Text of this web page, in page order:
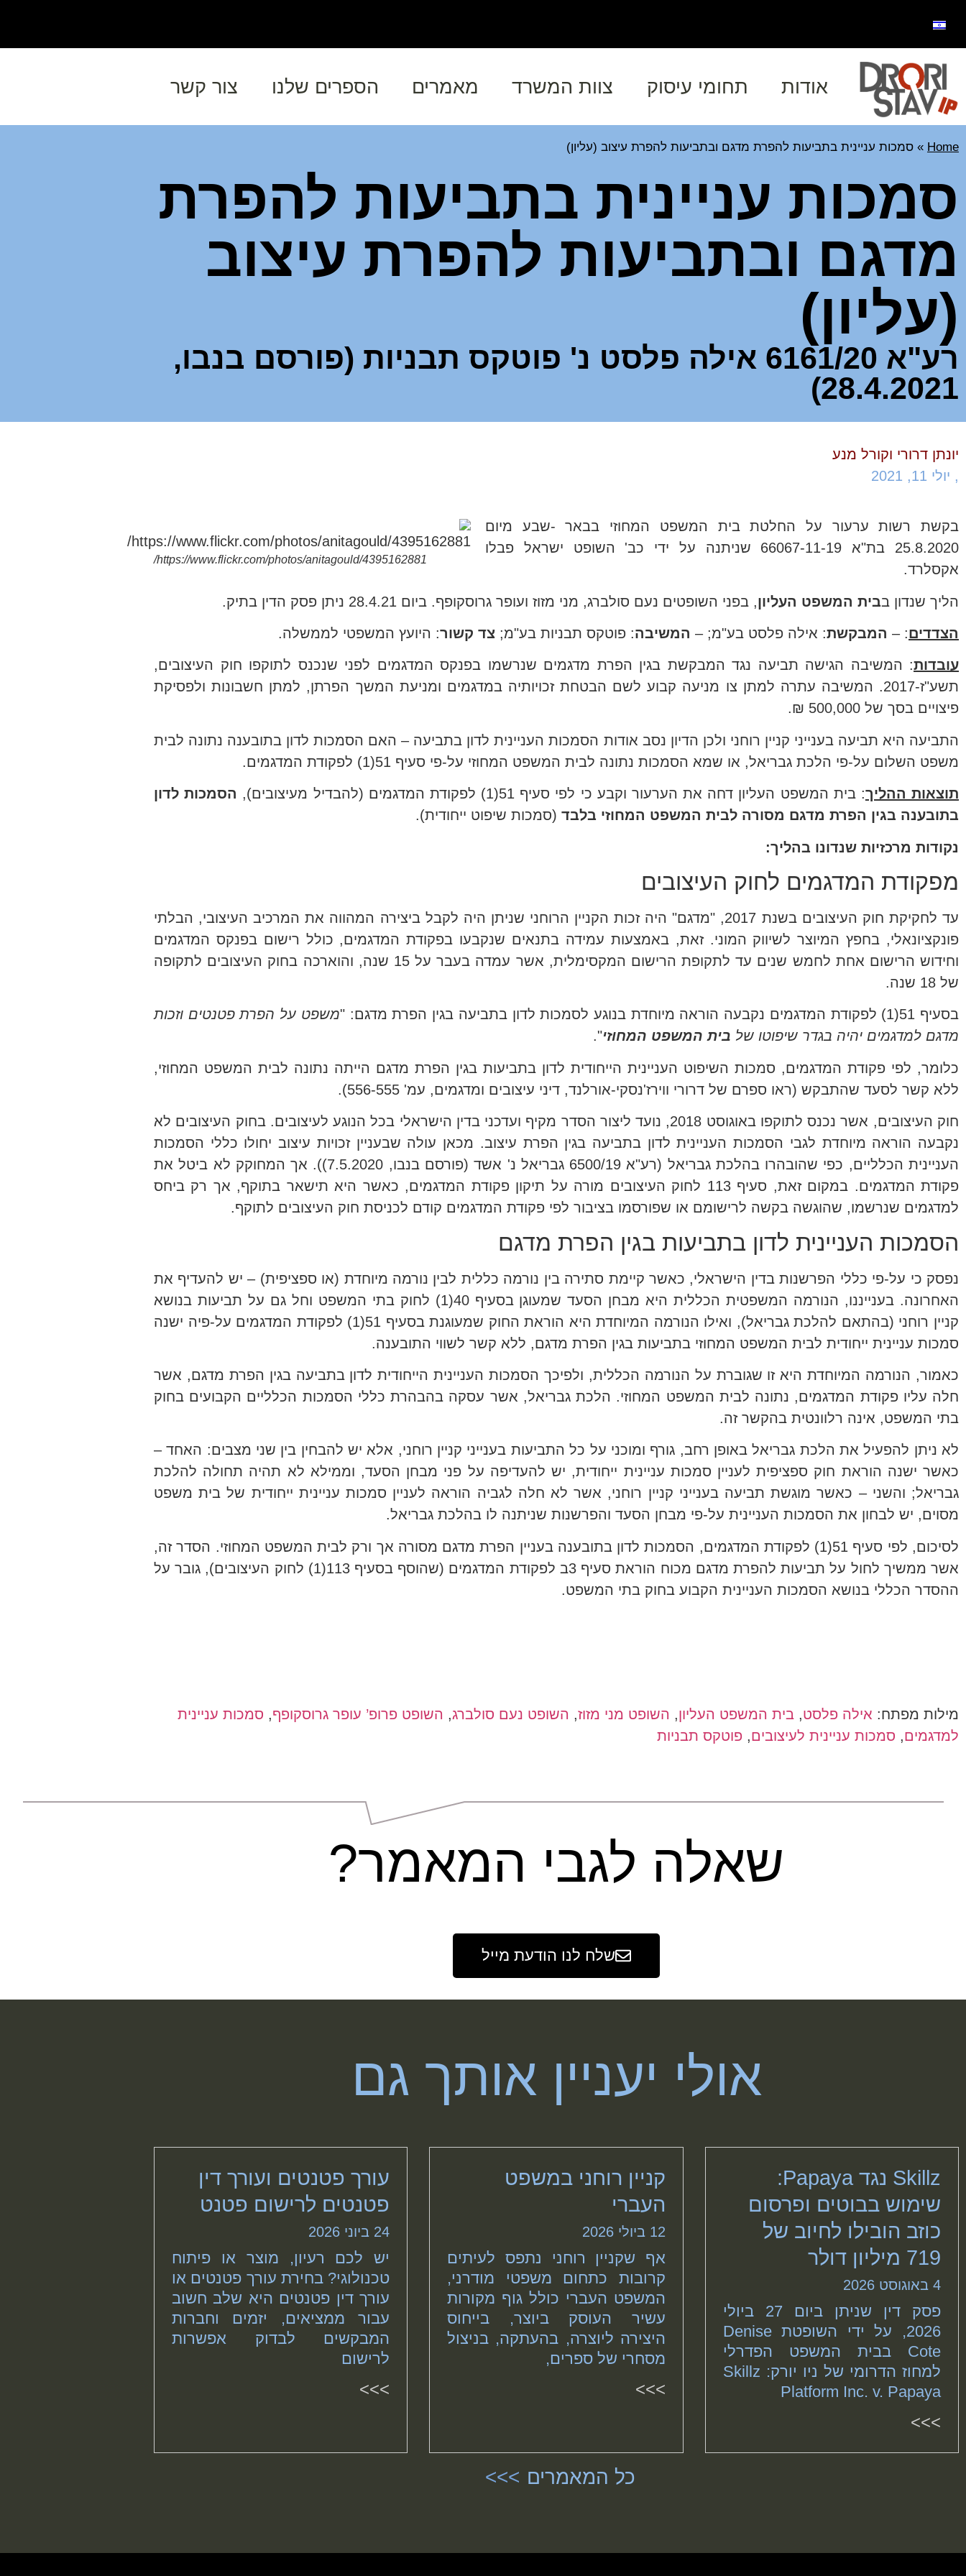
אודות תחומי עיסוק צוות המשרד מאמרים הספרים שלנו צור קשר
Home
» סמכות עניינית בתביעות להפרת מדגם ובתביעות להפרת עיצוב (עליון)
סמכות עניינית בתביעות להפרת
מדגם ובתביעות להפרת עיצוב
(עליון)
רע"א 6161/20 אילה פלסט נ' פוטקס תבניות (פורסם בנבו,
28.4.2021)
יונתן דרורי וקורל מנע
, יולי 11, 2021
https://www.flickr.com/photos/anitagould/4395162881/
בקשת רשות ערעור על החלטת בית המשפט המחוזי בבאר -שבע מיום
25.8.2020 בת"א 66067-11-19 שניתנה על ידי כב' השופט ישראל פבלו
אקסלרד.
הליך שנדון בבית המשפט העליון, בפני השופטים נעם סולברג, מני מזוז ועופר גרוסקופף. ביום 28.4.21 ניתן פסק הדין בתיק.
הצדדים: – המבקשת: אילה פלסט בע"מ; – המשיבה: פוטקס תבניות בע"מ; צד קשור: היועץ המשפטי לממשלה.
עובדות: המשיבה הגישה תביעה נגד המבקשת בגין הפרת מדגמים שנרשמו בפנקס המדגמים לפני שנכנס לתוקפו חוק העיצובים,
תשע"ז-2017. המשיבה עתרה למתן צו מניעה קבוע לשם הבטחת זכויותיה במדגמים ומניעת המשך הפרתן, למתן חשבונות ולפסיקת
פיצויים בסך של 500,000 ₪.
התביעה היא תביעה בענייני קניין רוחני ולכן הדיון נסב אודות הסמכות העניינית לדון בתביעה – האם הסמכות לדון בתובענה נתונה לבית
משפט השלום על-פי הלכת גבריאל, או שמא הסמכות נתונה לבית המשפט המחוזי על-פי סעיף 51(1) לפקודת המדגמים.
תוצאות ההליך: בית המשפט העליון דחה את הערעור וקבע כי לפי סעיף 51(1) לפקודת המדגמים (להבדיל מעיצובים),
הסמכות לדון
בתובענה בגין הפרת מדגם מסורה לבית המשפט המחוזי בלבד (סמכות שיפוט ייחודית).
נקודות מרכזיות שנדונו בהליך:
מפקודת המדגמים לחוק העיצובים
עד לחקיקת חוק העיצובים בשנת 2017, "מדגם" היה זכות הקניין הרוחני שניתן היה לקבל ביצירה המהווה את המרכיב העיצובי, הבלתי
פונקציונאלי, בחפץ המיוצר לשיווק המוני. זאת, באמצעות עמידה בתנאים שנקבעו בפקודת המדגמים, כולל רישום בפנקס המדגמים
וחידוש הרישום אחת לחמש שנים עד לתקופת הרישום המקסימלית, אשר עמדה בעבר על 15 שנה, והוארכה בחוק העיצובים לתקופה
של 18 שנה.
בסעיף 51(1) לפקודת המדגמים נקבעה הוראה מיוחדת בנוגע לסמכות לדון בתביעה בגין הפרת מדגם: "
משפט על הפרת פטנטים וזכות
מדגם למדגמים יהיה בגדר שיפוטו של בית המשפט המחוזי".
כלומר, לפי פקודת המדגמים, סמכות השיפוט העניינית הייחודית לדון בתביעות בגין הפרת מדגם הייתה נתונה לבית המשפט המחוזי,
ללא קשר לסעד שהתבקש (ראו ספרם של דרורי ווירז'נסקי-אורלנד, דיני עיצובים ומדגמים, עמ' 556-555).
חוק העיצובים, אשר נכנס לתוקפו באוגוסט 2018, נועד ליצור הסדר מקיף ועדכני בדין הישראלי בכל הנוגע לעיצובים. בחוק העיצובים לא
נקבעה הוראה מיוחדת לגבי הסמכות העניינית לדון בתביעה בגין הפרת עיצוב. מכאן עולה שבעניין זכויות עיצוב יחולו כללי הסמכות
העניינית הכלליים, כפי שהובהרו בהלכת גבריאל (רע"א 6500/19 גבריאל נ' אשד (פורסם בנבו, 7.5.2020)). אך המחוקק לא ביטל את
פקודת המדגמים. במקום זאת, סעיף 113 לחוק העיצובים מורה על תיקון פקודת המדגמים, כאשר היא תישאר בתוקף, אך רק ביחס
למדגמים שנרשמו, שהוגשה בקשה לרישומם או שפורסמו בציבור לפי פקודת המדגמים קודם לכניסת חוק העיצובים לתוקף.
הסמכות העניינית לדון בתביעות בגין הפרת מדגם
נפסק כי על-פי כללי הפרשנות בדין הישראלי, כאשר קיימת סתירה בין נורמה כללית לבין נורמה מיוחדת (או ספציפית) – יש להעדיף את
האחרונה. בענייננו, הנורמה המשפטית הכללית היא מבחן הסעד שמעוגן בסעיף 40(1) לחוק בתי המשפט וחל גם על תביעות בנושא
קניין רוחני (בהתאם להלכת גבריאל), ואילו הנורמה המיוחדת היא הוראת החוק שמעוגנת בסעיף 51(1) לפקודת המדגמים על-פיה ישנה
סמכות עניינית ייחודית לבית המשפט המחוזי בתביעות בגין הפרת מדגם, ללא קשר לשווי התובענה.
כאמור, הנורמה המיוחדת היא זו שגוברת על הנורמה הכללית, ולפיכך הסמכות העניינית הייחודית לדון בתביעה בגין הפרת מדגם, אשר
חלה עליו פקודת המדגמים, נתונה לבית המשפט המחוזי. הלכת גבריאל, אשר עסקה בהבהרת כללי הסמכות הכלליים הקבועים בחוק
בתי המשפט, אינה רלוונטית בהקשר זה.
לא ניתן להפעיל את הלכת גבריאל באופן רחב, גורף ומוכני על כל התביעות בענייני קניין רוחני, אלא יש להבחין בין שני מצבים: האחד –
כאשר ישנה הוראת חוק ספציפית לעניין סמכות עניינית ייחודית, יש להעדיפה על פני מבחן הסעד, וממילא לא תהיה תחולה להלכת
גבריאל; והשני – כאשר מוגשת תביעה בענייני קניין רוחני, אשר לא חלה לגביה הוראה לעניין סמכות עניינית ייחודית של בית משפט
מסוים, יש לבחון את הסמכות העניינית על-פי מבחן הסעד והפרשנות שניתנה לו בהלכת גבריאל.
לסיכום, לפי סעיף 51(1) לפקודת המדגמים, הסמכות לדון בתובענה בעניין הפרת מדגם מסורה אך ורק לבית המשפט המחוזי. הסדר זה,
אשר ממשיך לחול על תביעות להפרת מדגם מכוח הוראת סעיף 3ב לפקודת המדגמים (שהוסף בסעיף 113(1) לחוק העיצובים), גובר על
ההסדר הכללי בנושא הסמכות העניינית הקבוע בחוק בתי המשפט.
מילות מפתח: אילה פלסט, בית המשפט העליון, השופט מני מזוז, השופט נעם סולברג, השופט פרופ’ עופר גרוסקופף, סמכות עניינית
למדגמים, סמכות עניינית לעיצובים, פוטקס תבניות
שאלה לגבי המאמר?
שלח לנו הודעת מייל
אולי יעניין אותך גם
Skillz נגד Papaya:
שימוש בבוטים ופרסום
כוזב הובילו לחיוב של
719 מיליון דולר
4 באוגוסט 2026
פסק דין שניתן ביום 27 ביולי
2026, על ידי השופטת Denise
Cote בבית המשפט הפדרלי
למחוז הדרומי של ניו יורק: Skillz
Platform Inc. v. Papaya
>>>
קניין רוחני במשפט
העברי
12 ביולי 2026
אף שקניין רוחני נתפס לעיתים
קרובות כתחום משפטי מודרני,
המשפט העברי כולל גוף מקורות
עשיר העוסק ביוצר, בייחוס
היצירה ליוצרה, בהעתקה, בניצול
מסחרי של ספרים,
>>>
עורך פטנטים ועורך דין
פטנטים לרישום פטנט
24 ביוני 2026
יש לכם רעיון, מוצר או פיתוח
טכנולוגי? בחירת עורך פטנטים או
עורך דין פטנטים היא שלב חשוב
עבור ממציאים, יזמים וחברות
המבקשים לבדוק אפשרות
לרישום
>>>
כל המאמרים